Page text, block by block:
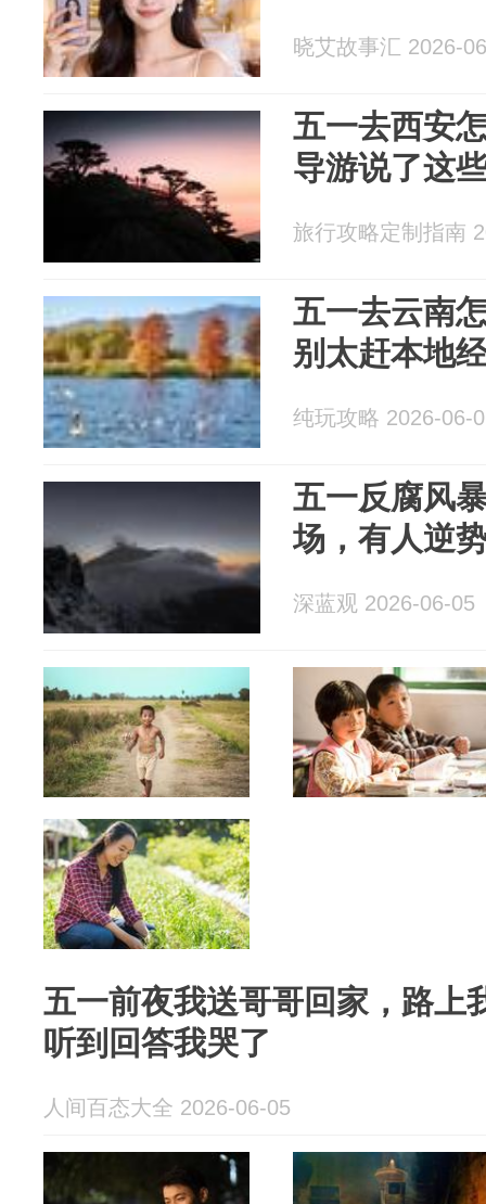
晓艾故事汇 2026-
五一去西安
导游说了这
旅行攻略定制指南
五一去云南
别太赶本地
纯玩攻略 2026-06-
五一反腐风
场，有人逆
深蓝观 2026-06-05
五一前夜我送哥哥回家，路上
听到回答我哭了
人间百态大全 2026-06-05